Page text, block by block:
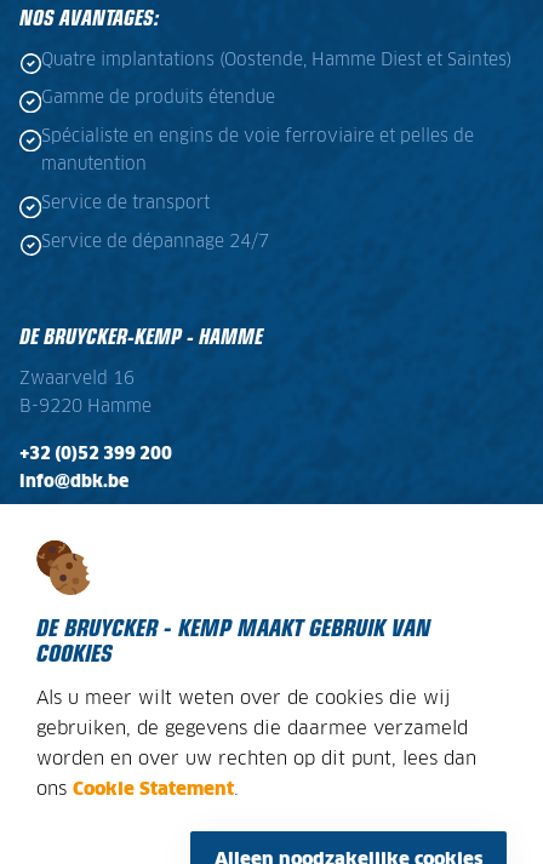
DE BRUYCKER - KEMP MAAKT GEBRUIK VAN
COOKIES
Als u meer wilt weten over de cookies die wij
gebruiken, de gegevens die daarmee verzameld
worden en over uw rechten op dit punt, lees dan
ons Cookie Statement
Alleen noodzakelijke cookies
NOS AVANTAGES:
Quatre implantations (Oostende, Hamme Diest et Saintes)
Gamme de produits étendue
Spécialiste en engins de voie ferroviaire et pelles de
manutention
Service de transport
Service de dépannage 24/7
DE BRUYCKER-KEMP - HAMME
Zwaarveld 16
B-9220 Hamme
+32 (0)52 399 200
info@dbk.be
Ma - Vr:
DECLARATION SUR LES COOKIES
AVIS JURIDIQUE